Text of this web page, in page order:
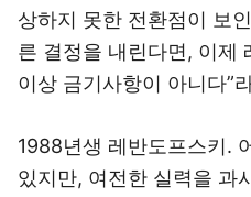
상하지 못한 전환점이 보
른 결정을 내린다면, 이제
이상 금기사항이 아니다”
1988년생 레반도프스키.
있지만, 여전한 실력을 과